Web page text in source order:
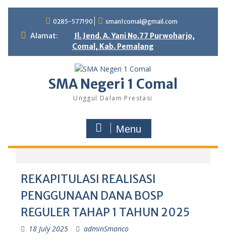
0285-577190 sman1comal@gmail.com
Alamat:
Jl. Jend. A. Yani No.77 Purwoharjo,
Comal, Kab. Pemalang
SMA Negeri 1 Comal
Unggul Dalam Prestasi
Menu
REKAPITULASI REALISASI
PENGGUNAAN DANA BOSP
REGULER TAHAP 1 TAHUN 2025
18 July 2025 adminSmanco